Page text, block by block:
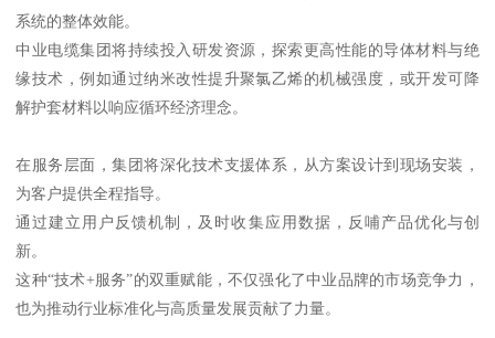
系统的整体效能。
中业电缆集团将持续投入研发资源，探索更高性能的导体材料与绝
缘技术，例如通过纳米改性提升聚氯乙烯的机械强度，或开发可降
解护套材料以响应循环经济理念。
在服务层面，集团将深化技术支援体系，从方案设计到现场安装，
为客户提供全程指导。
通过建立用户反馈机制，及时收集应用数据，反哺产品优化与创
新。
这种“技术+服务”的双重赋能，不仅强化了中业品牌的市场竞争力，
也为推动行业标准化与高质量发展贡献了力量。